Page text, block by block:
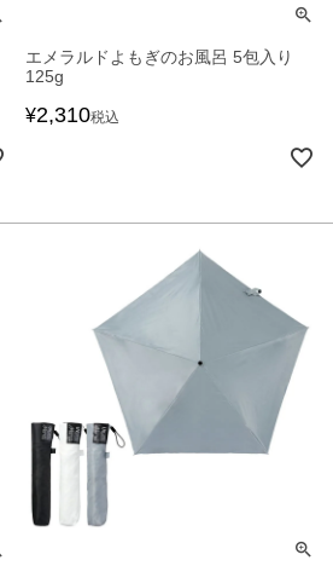
エメラルドよもぎのお風呂 5包入り
125g
¥2,310税込